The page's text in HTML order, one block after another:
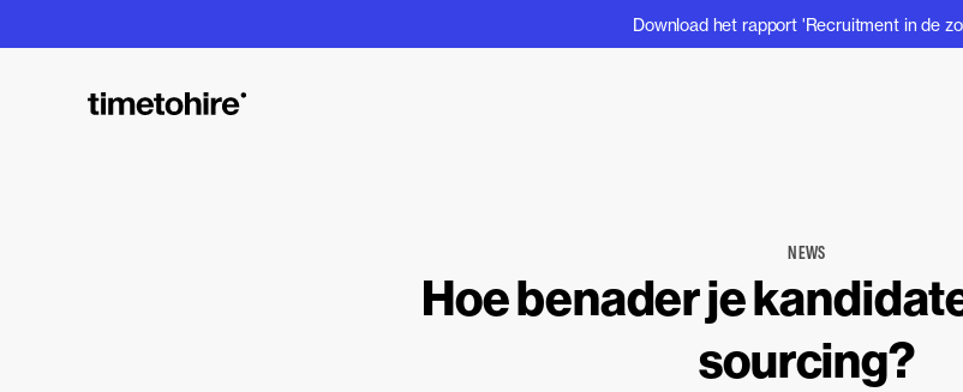
Download het rapport 'Recruitment in de
NEWS
Hoe benader je
sourcing?